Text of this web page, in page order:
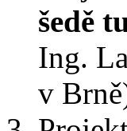
šedě
Ing.
v